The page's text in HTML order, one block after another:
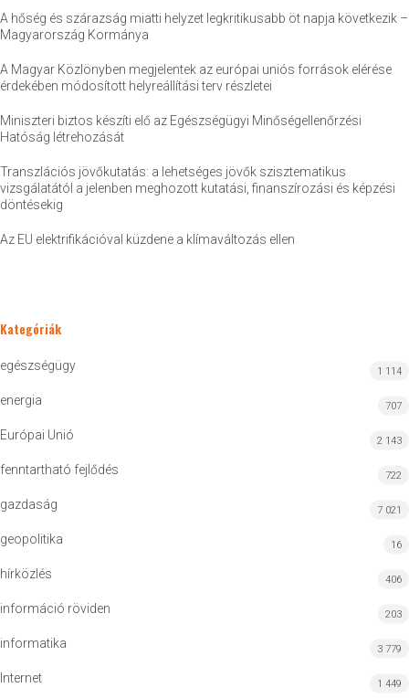
A hőség és szárazság miatti helyzet legkritikusabb öt napja következik –
Magyarország Kormánya
A Magyar Közlönyben megjelentek az európai uniós források elérése
érdekében módosított helyreállítási terv részletei
Miniszteri biztos készíti elő az Egészségügyi Minőségellenőrzési
Hatóság létrehozását
Transzlációs jövőkutatás: a lehetséges jövők szisztematikus
vizsgálatától a jelenben meghozott kutatási, finanszírozási és képzési
döntésekig
Az EU elektrifikációval küzdene a klímaváltozás ellen
Kategóriák
egészségügy 1 114
energia 707
Európai Unió 2 143
fenntartható fejlődés 722
gazdaság 7 021
geopolitika 16
hírközlés 406
információ röviden 203
informatika 3 779
Internet 1 449